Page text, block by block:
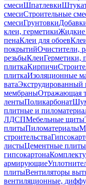
смесиШпатлевки
смесиСтроительные
смесиГрунтовки
клеи, герметикиЖидкие
пенаКлеи для обоев
покрытийОчистители,
резьбыКлеиГерметики,
плиткаКирпичи
плиткаИзоляционные
ватаЭкструдированный
мембраныОтражающая
лентыПоликарбонат
плитные и
ЛДСПМебельные щиты
плитыПиломатериалы
строительства
листыЦементные плиты
гипсокартона
армирующие
плитыВентиляторы
вентиляционные,